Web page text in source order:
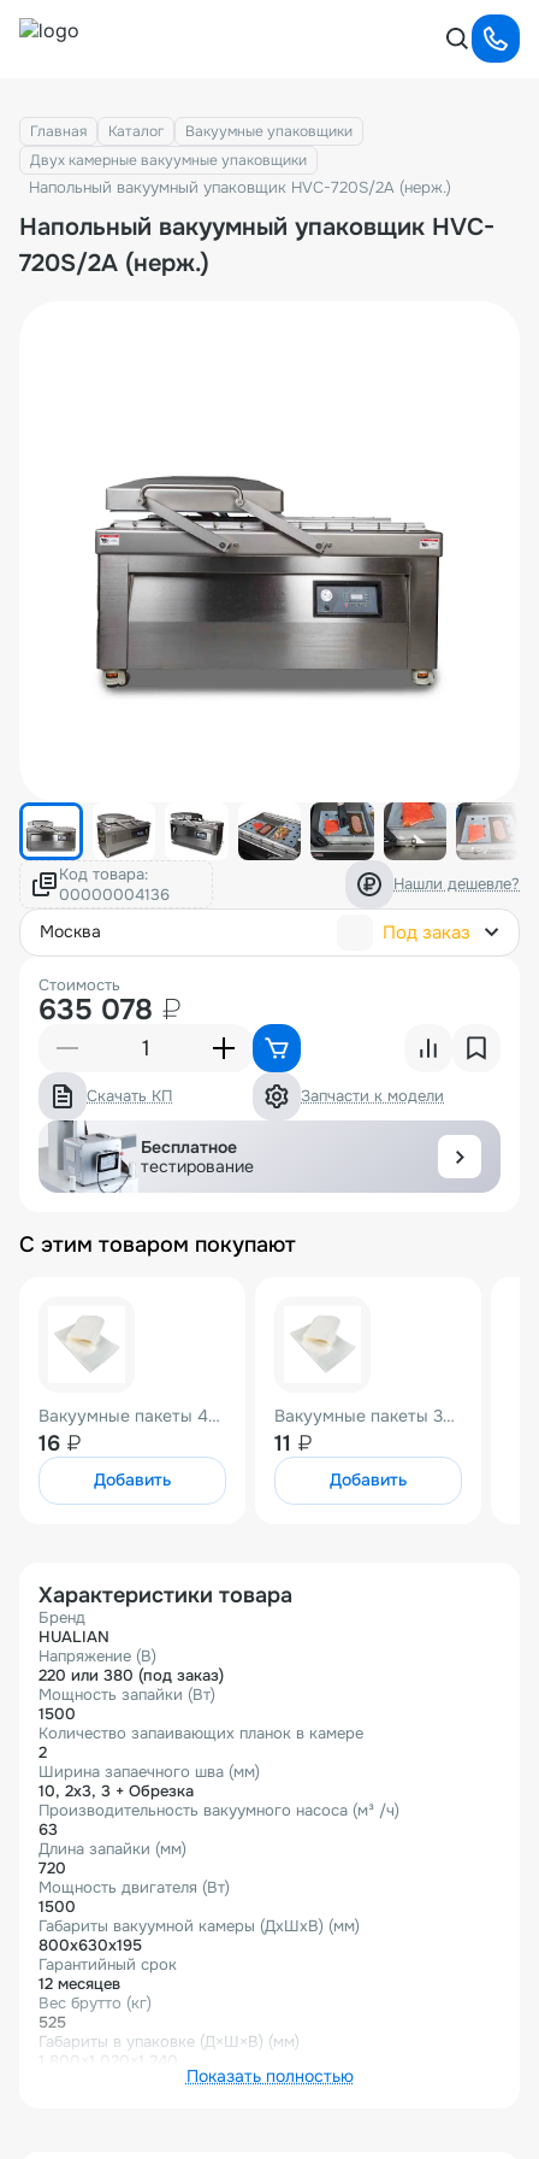
Главная Каталог
Вакуумные упаковщики
Двух камерные вакуумные упаковщики
Напольный вакуумный упаковщик HVC-720S/2A (нерж.)
Напольный вакуумный упаковщик HVC-
720S/2A (нерж.)
Код товара: Нашли дешевле?
москва Под заказ
Стоимость
635 078 ₽
Скачать КП Запчасти к модели
Бесплатное
тестирование
С этим товаром покупают
Вакуумные пакеты 450*500 (70мкм) РЕТ/РЕ насечка
16 ₽
Добавить
Вакуумные пакеты 300*500 (70мкм) РЕТ/РЕ насечка
11 ₽
Добавить
Характеристики товара
Бренд
HUALIAN
Напряжение (В)
220 или 380 (под заказ)
Мощность запайки (Вт)
1500
Количество запаивающих планок в камере
2
Ширина запаечного шва (мм)
10, 2х3, 3 + Обрезка
Производительность вакуумного насоса (м³ /ч)
63
Длина запайки (мм)
720
Мощность двигателя (Вт)
1500
Габариты вакуумной камеры (ДхШхВ) (мм)
800х630х195
Гарантийный срок
12 месяцев
Вес брутто (кг)
525
Габариты в упаковке (Д×Ш×В) (мм)
1 800×1 020×1 240
Описание товараПоказать полностью